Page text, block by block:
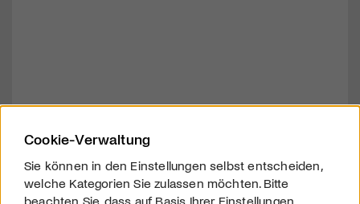
Cookie-Verwaltung
Sie können in den Einstellungen selbst entscheiden,
welche Kategorien Sie zulassen möchten. Bitte
beachten Sie, dass auf Basis Ihrer Einstellungen